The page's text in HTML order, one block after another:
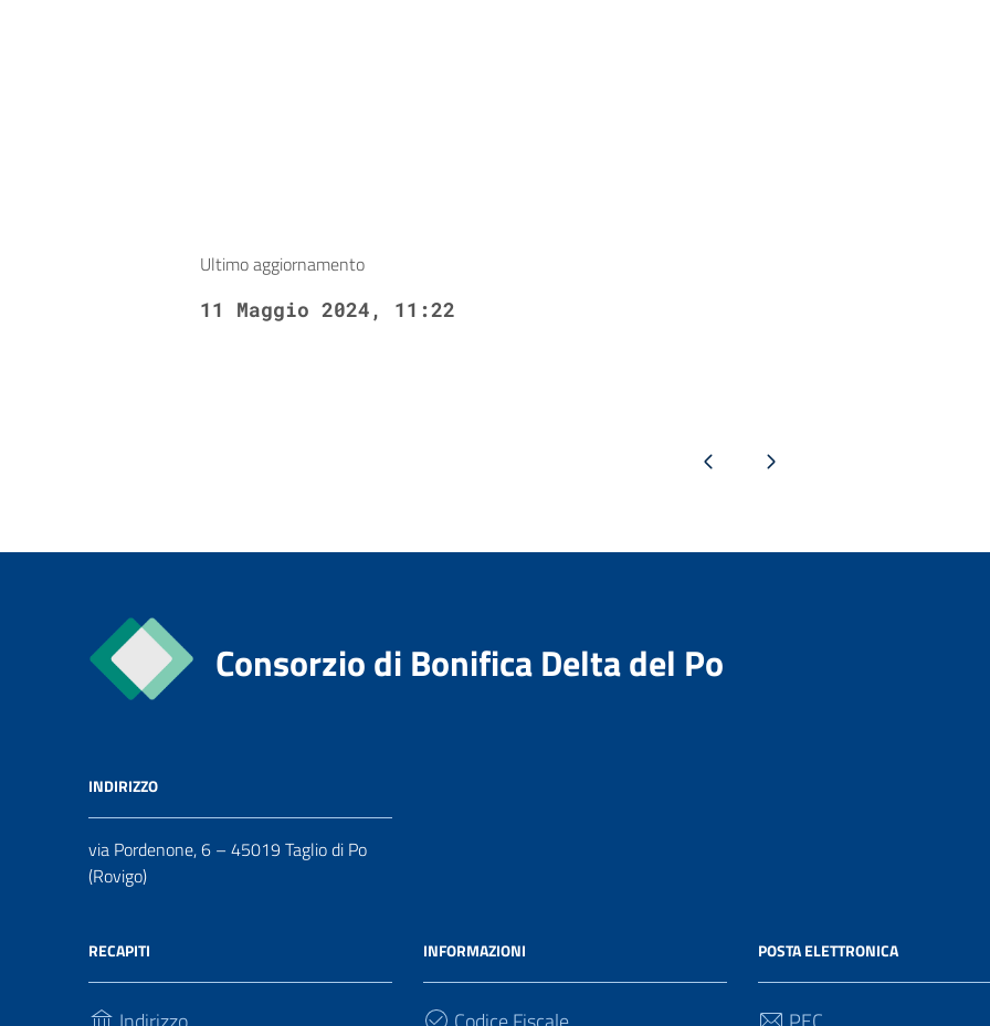
Ultimo aggiornamento
11 Maggio 2024, 11:22
Pagina precedentePagina successiva
Consorzio di Bonifica Delta del Po
INDIRIZZO
via Pordenone, 6 – 45019 Taglio di Po
(Rovigo)
RECAPITI INFORMAZIONI POSTA ELETTRONICA